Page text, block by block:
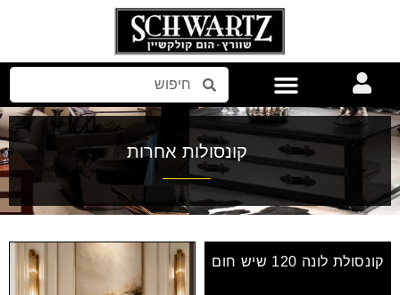
קונסולות אחרות
קונסולת לונה 120 שיש חום